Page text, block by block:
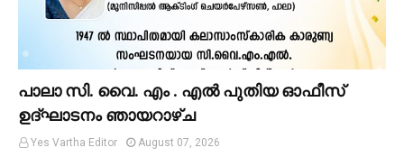
പാലാ സി. വൈ. എം . എൽ പുതിയ ഓഫീസ്
ഉദ്ഘാടനം ഞായറാഴ്ച
Yes Vartha Editor
August 07, 2026